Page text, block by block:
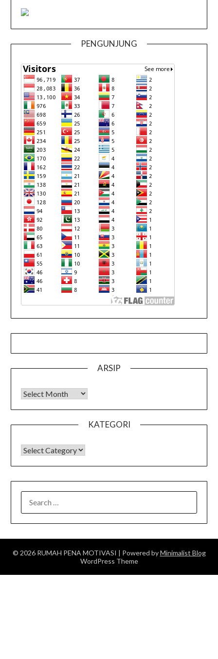
PENGUNJUNG
ARSIP
Arsip
KATEGORI
KATEGORI
FOR:
© 2026 RUMAH PENA MOTIVASI | Powered byMinimalist Blog
WordPress Theme